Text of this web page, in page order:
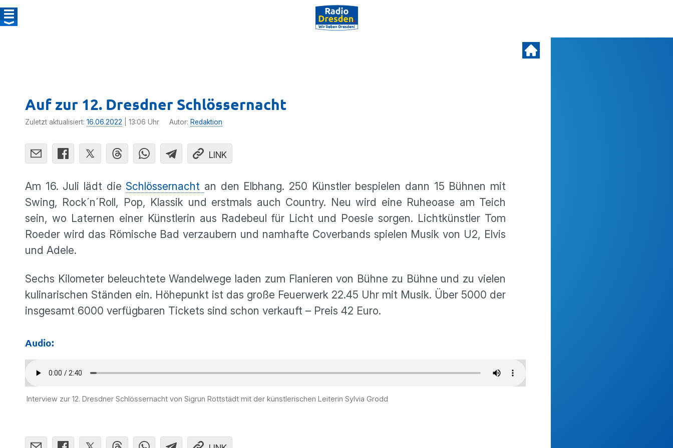
Auf zur 12. Dresdner Schlössernacht
Zuletzt aktualisiert: 16.06.2022 | 13:06 Uhr Autor: Redaktion
LINK
Am 16. Juli lädt die Schlössernacht an den Elbhang. 250 Künstler bespielen dann 15 Bühnen mit
Swing, Rock´n´Roll, Pop, Klassik und erstmals auch Country. Neu wird eine Ruheoase am Teich
sein, wo Laternen einer Künstlerin aus Radebeul für Licht und Poesie sorgen. Lichtkünstler Tom
Roeder wird das Römische Bad verzaubern und namhafte Coverbands spielen Musik von U2, Elvis
und Adele.
Sechs Kilometer beleuchtete Wandelwege laden zum Flanieren von Bühne zu Bühne und zu vielen
kulinarischen Ständen ein. Höhepunkt ist das große Feuerwerk 22.45 Uhr mit Musik. Über 5000 der
insgesamt 6000 verfügbaren Tickets sind schon verkauft – Preis 42 Euro.
Audio:
Interview zur 12. Dresdner Schlössernacht von Sigrun Rottstädt mit der künstlerischen Leiterin Sylvia Grodd